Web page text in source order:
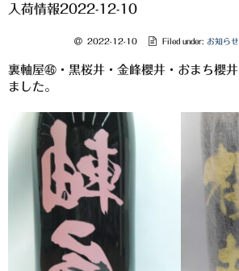
ホーム
入荷情報
オリジナルラベル
店主おすすめ
数量限定
希少焼酎
入荷情報2022-12-10
2022-12-10 Filed under: お知らせ
裏軸屋㊻・黒桜井・金峰櫻井・おまち櫻
ました。